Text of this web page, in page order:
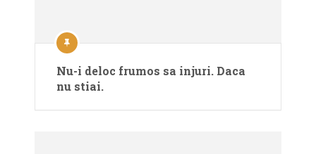
Nu-i deloc frumos sa injuri. Daca
nu stiai.